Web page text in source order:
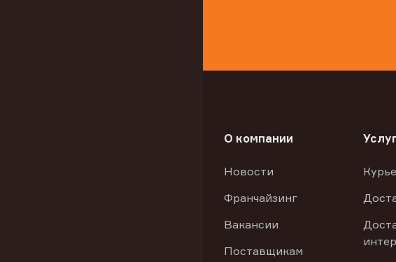
О компании
Новости
Франчайзинг
Вакансии
Поставщикам